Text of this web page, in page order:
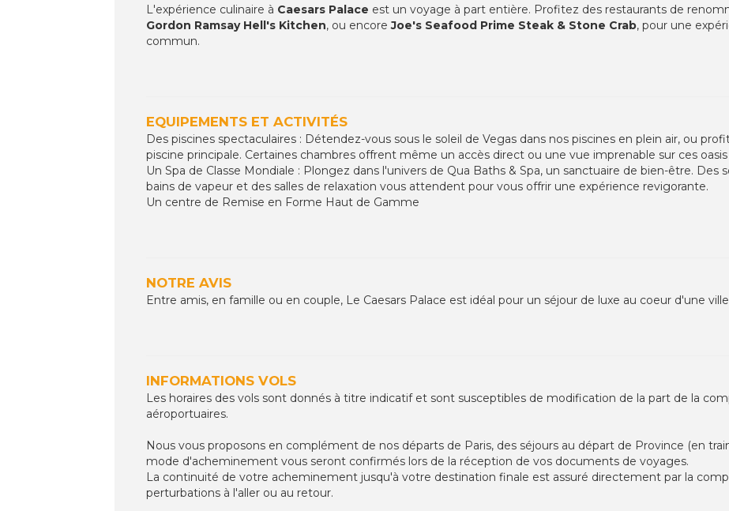
L'expérience culinaire à Caesars Palace est un voyage à part entière. Profitez des restaurants de
Gordon Ramsay Hell's Kitchen, ou encoreJoe's Seafood Prime Steak & Stone Crab, pour une
commun.
EQUIPEMENTS ET ACTIVITÉS
Des piscines spectaculaires : Détendez-vous sous le soleil de Vegas dans nos piscines en plein air, ou
piscine principale. Certaines chambres offrent même un accès direct ou une vue imprenable sur ces
Un Spa de Classe Mondiale : Plongez dans l'univers de Qua Baths & Spa, un sanctuaire de bien-être. Des
bains de vapeur et des salles de relaxation vous attendent pour vous offrir une expérience revigorante.
Un centre de Remise en Forme Haut de Gamme
NOTRE AVIS
Entre amis, en famille ou en couple, Le Caesars Palace est idéal pour un séjour de luxe au coeur d'une
INFORMATIONS VOLS
Les horaires des vols sont donnés à titre indicatif et sont susceptibles de modification de la part de la
aéroportuaires.
Nous vous proposons en complément de nos départs de Paris, des séjours au départ de Province (en
mode d'acheminement vous seront confirmés lors de la réception de vos documents de voyages.
La continuité de votre acheminement jusqu'à votre destination finale est assuré directement par la
perturbations à l'aller ou au retour.